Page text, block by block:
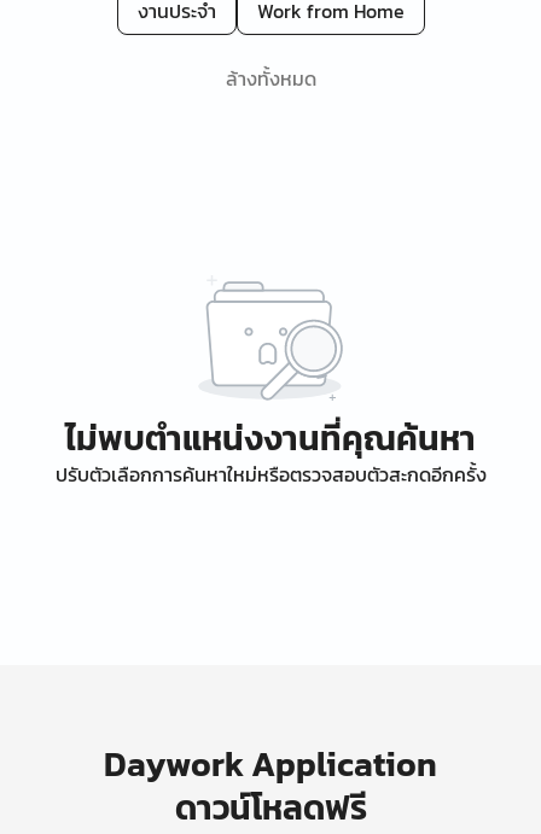
งานประจำ
Work from Home
ล้างทั้งหมด
ไม่พบตำแหน่งงานที่คุณค้นหา
ปรับตัวเลือกการค้นหาใหม่หรือตรวจสอบตัวสะกดอีกครั้ง
Daywork Application
ดาวน์โหลดฟรี